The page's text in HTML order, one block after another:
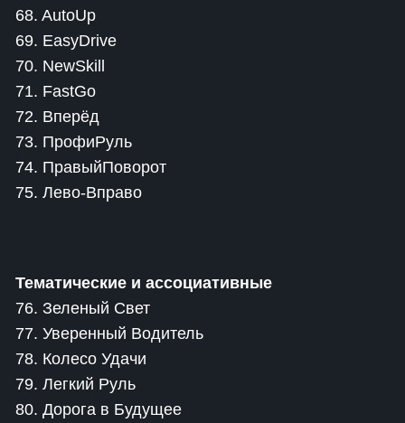
68. AutoUp
69. EasyDrive
70. NewSkill
71. FastGo
72. Вперёд
73. ПрофиРуль
74. ПравыйПоворот
75. Лево-Вправо
Тематические и ассоциативные
76. Зеленый Свет
77. Уверенный Водитель
78. Колесо Удачи
79. Легкий Руль
80. Дорога в Будущее